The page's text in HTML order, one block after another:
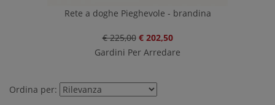
Rete a doghe Pieghevole - brandina
€ 225,00 € 202,50
Gardini Per Arredare
Ordina per: